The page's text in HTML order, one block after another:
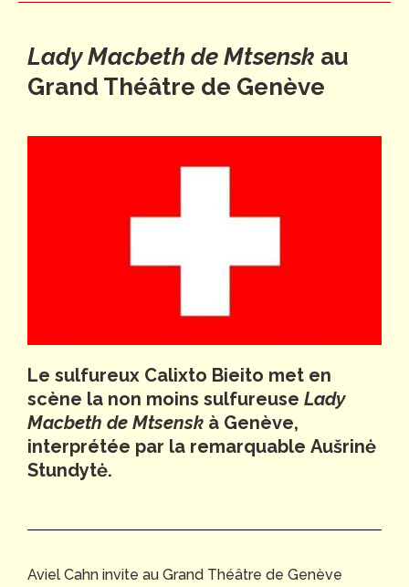
Lady Macbeth de Mtsensk au
Grand Théâtre de Genève
Le sulfureux Calixto Bieito met en
scène la non moins sulfureuse Lady
Macbeth de Mtsensk à Genève,
interprétée par la remarquable Aušrinė
Stundytė.
Aviel Cahn invite au Grand Théâtre de Genève